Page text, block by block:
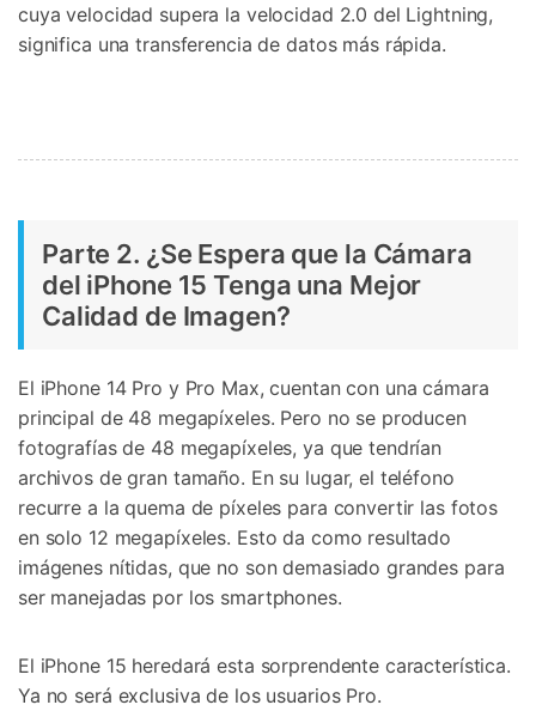
cuya velocidad supera la velocidad 2.0 del Lightning,
significa una transferencia de datos más rápida.
Parte 2. ¿Se Espera que la Cámara
del iPhone 15 Tenga una Mejor
Calidad de Imagen?
El iPhone 14 Pro y Pro Max, cuentan con una cámara
principal de 48 megapíxeles. Pero no se producen
fotografías de 48 megapíxeles, ya que tendrían
archivos de gran tamaño. En su lugar, el teléfono
recurre a la quema de píxeles para convertir las fotos
en solo 12 megapíxeles. Esto da como resultado
imágenes nítidas, que no son demasiado grandes para
ser manejadas por los smartphones.
El iPhone 15 heredará esta sorprendente característica.
Ya no será exclusiva de los usuarios Pro.